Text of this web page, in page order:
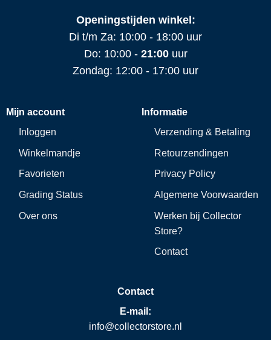
Openingstijden winkel:
Di t/m Za: 10:00 - 18:00 uur
Do: 10:00 - 21:00uur
Zondag: 12:00 - 17:00 uur
Mijn account
Inloggen
Winkelmandje
Favorieten
Grading Status
Over ons
Informatie
Verzending & Betaling
Retourzendingen
Privacy Policy
Algemene Voorwaarden
Werken bij Collector
Store?
Contact
Contact
E-mail:
info@collectorstore.nl